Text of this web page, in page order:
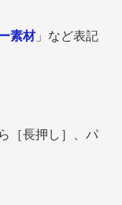
素材」など表記
［長押し］、パ